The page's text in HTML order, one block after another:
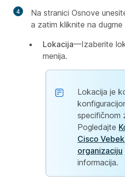
4
Na stranici Osnove
a zatim kliknite na dugme
Lokacija—Izaberite
menija.
Lokacija je
specifičnom
Pogledajte
Cisco
organizaciju
informacija.